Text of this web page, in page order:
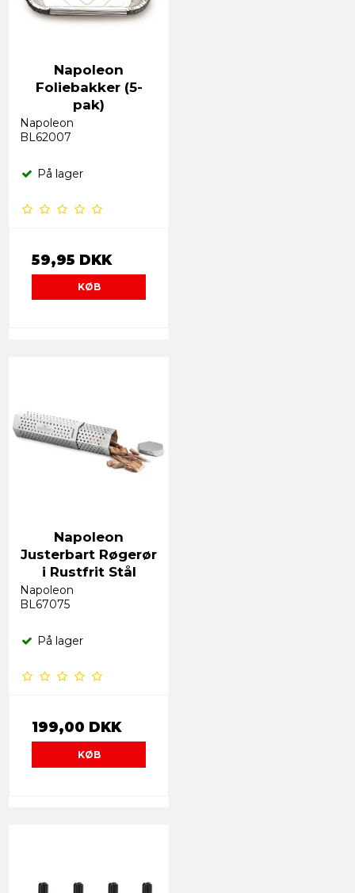
Napoleon
Foliebakker (5-
pak)
Napoleon
BL62007
På lager
59,95 DKK
KØB
Napoleon
Justerbart Røgerør
i Rustfrit Stål
Napoleon
BL67075
På lager
199,00 DKK
KØB